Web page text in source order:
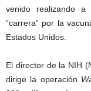
venido realizando
“carrera” por la
Estados Unidos.
El director de la NIH
dirige la operación